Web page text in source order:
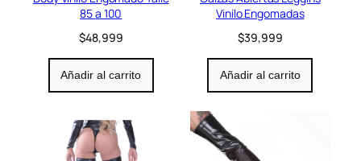
85 a 100
$48,999
Añadir al carrito
Vinilo Engomadas
$39,999
Añadir al carrito